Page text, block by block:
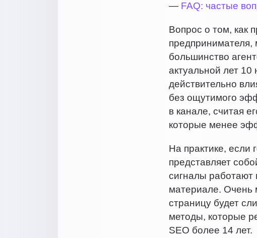
— FAQ: частые
Вопрос о том, как
предпринимателя,
большинство
актуальной лет
действительно
без ощутимого
в канале, считая
которые менее
На практике, если
представляет
сигналы работают
материале. Очень
страницу будет
методы, которые
SEO более 14 лет.